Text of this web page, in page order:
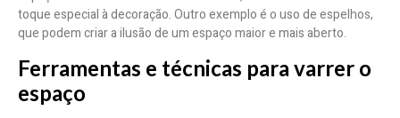
toque especial à decoração. Outro exemplo é o uso de espelhos,
que podem criar a ilusão de um espaço maior e mais aberto.
Ferramentas e técnicas para varrer o
espaço